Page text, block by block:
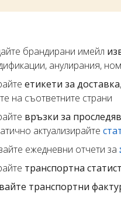
брандирани имейл
анулирания,
етикети за доставка
на съответните страни
връзки за
актуализирайте
ежедневни отчети за
транспортна
транспортни